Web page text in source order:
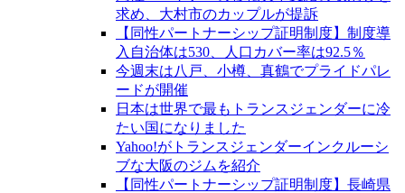
求め、大村市のカップルが提訴
【同性パートナーシップ証明制度】制度導
入自治体は530、人口カバー率は92.5％
今週末は八戸、小樽、真鶴でプライドパレ
ードが開催
日本は世界で最もトランスジェンダーに冷
たい国になりました
Yahoo!がトランスジェンダーインクルーシ
ブな大阪のジムを紹介
【同性パートナーシップ証明制度】長崎県